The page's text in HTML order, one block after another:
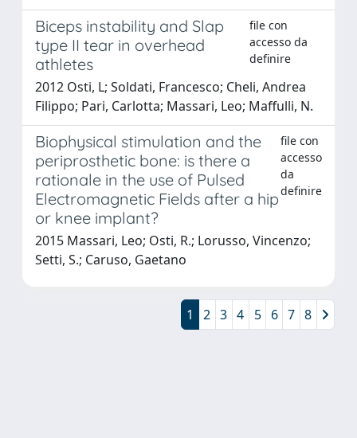
Biceps instability and Slap
type II tear in overhead
athletes
file con
accesso da
definire
2012 Osti, L; Soldati, Francesco; Cheli, Andrea
Filippo; Pari, Carlotta; Massari, Leo; Maffulli, N.
Biophysical stimulation and the
periprosthetic bone: is there a
rationale in the use of Pulsed
Electromagnetic Fields after a hip
or knee implant?
file con
accesso
da
definire
2015 Massari, Leo; Osti, R.; Lorusso, Vincenzo;
Setti, S.; Caruso, Gaetano
1 2 3 4 5 6 7 8